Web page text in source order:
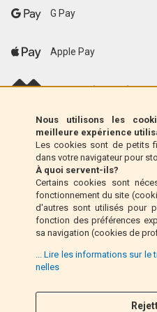
Nous utilisons les
meilleure expérience
Les cookies sont de petits
dans votre navigateur pour
À quoi servent-ils?
Certains cookies sont
fonctionnement du site
d'autres sont utilisés pour
fonction des préférences
sa navigation (cookies de
... Lire les informations sur le
nelles
G Pay
Apple Pay
scalapay (EU only)
Klarna (UE uniquement)
Mandat postal (Italie
Paiement à la livraison